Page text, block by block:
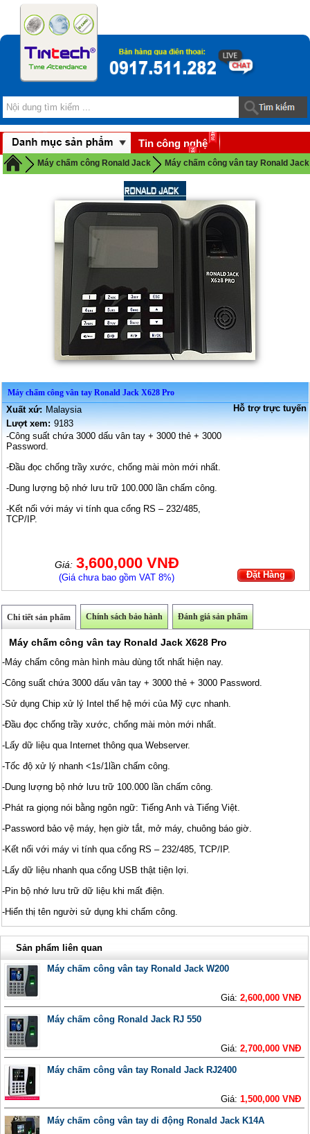
Tin công nghệ
Download
Máy chấm công Ronald Jack Máy chấm công vân tay Ronald
Máy chấm công vân tay Ronald Jack X628 Pro
Xuất xứ: Malaysia
Lượt xem: 9183
-Công suất chứa 3000 dấu vân tay + 3000 thẻ + 3000
Password.
-Đầu đọc chống trầy xước, chống mài mòn mới nhất.
-Dung lượng bộ nhớ lưu trữ 100.000 lần chấm công.
-Kết nối với máy vi tính qua cổng RS – 232/485,
TCP/IP.
Giá: 3,600,000 VNĐ
(Giá chưa bao gồm VAT 8%)
Hỗ trợ trực tuyến
Đặt Hàng
Chi tiết sản phẩm Chính sách bảo hành Đánh giá sản phẩm
Máy chấm công vân tay Ronald Jack X628 Pro
-Máy chấm công màn hình màu dùng tốt nhất hiện nay.
-Công suất chứa 3000 dấu vân tay + 3000 thẻ + 3000 Password.
-Sử dụng Chip xử lý Intel thế hệ mới của Mỹ cực nhanh.
-Đầu đọc chống trầy xước, chống mài mòn mới nhất.
-Lấy dữ liệu qua Internet thông qua Webserver.
-Tốc độ xử lý nhanh <1s/1lần chấm công.
-Dung lượng bộ nhớ lưu trữ 100.000 lần chấm công.
-Phát ra giọng nói bằng ngôn ngữ: Tiếng Anh và Tiếng Việt.
-Password bảo vệ máy, hẹn giờ tắt, mở máy, chuông báo giờ.
-Kết nối với máy vi tính qua cổng RS – 232/485, TCP/IP.
-Lấy dữ liệu nhanh qua cổng USB thật tiện lợi.
-Pin bộ nhớ lưu trữ dữ liệu khi mất điện.
-Hiển thị tên người sử dụng khi chấm công.
Sản phẩm liên quan
Máy chấm công vân tay Ronald Jack W200
Giá:2,600,000 VNĐ
Máy chấm công Ronald Jack RJ 550
Giá:2,700,000 VNĐ
Máy chấm công vân tay Ronald Jack RJ2400
Giá:1,500,000 VNĐ
Máy chấm công vân tay di động Ronald Jack K14A